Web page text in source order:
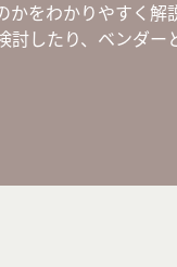
かをわかりやすく
討したり、ベンダ